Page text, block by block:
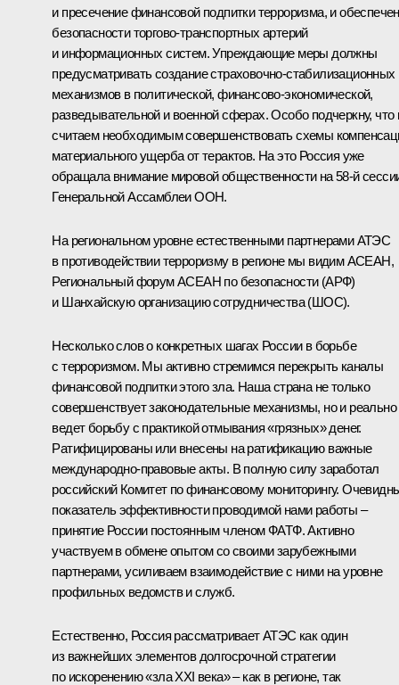
и пресечение финансовой подпитки терроризма, и
безопасности торгово-транспортных артерий
и информационных систем. Упреждающие меры должны
предусматривать создание страховочно-стабилизационных
механизмов в политической, финансово-экономической,
разведывательной и военной сферах. Особо подчеркну,
считаем необходимым совершенствовать схемы
материального ущерба от терактов. На это Россия уже
обращала внимание мировой общественности на 58-й
Генеральной Ассамблеи ООН.
На региональном уровне естественными партнерами АТЭС
в противодействии терроризму в регионе мы видим АСЕАН,
Региональный форум АСЕАН по безопасности (АРФ)
и Шанхайскую организацию сотрудничества (ШОС).
Несколько слов о конкретных шагах России в борьбе
с терроризмом. Мы активно стремимся перекрыть каналы
финансовой подпитки этого зла. Наша страна не только
совершенствует законодательные механизмы, но и реально
ведет борьбу с практикой отмывания «грязных» денег.
Ратифицированы или внесены на ратификацию важные
международно-правовые акты. В полную силу заработал
российский Комитет по финансовому мониторингу.
показатель эффективности проводимой нами работы –
принятие России постоянным членом ФАТФ. Активно
участвуем в обмене опытом со своими зарубежными
партнерами, усиливаем взаимодействие с ними на уровне
профильных ведомств и служб.
Естественно, Россия рассматривает АТЭС как один
из важнейших элементов долгосрочной стратегии
по искоренению «зла XXI века» – как в регионе, так